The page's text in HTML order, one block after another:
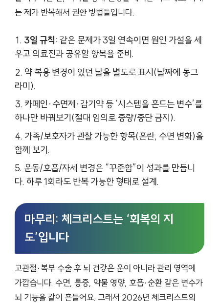
는 제가 반복해서 권한 방법들입니다.
3일 규칙: 같은 문제가 3일 연속이면 원인 가설을 세
우고 의료진과 공유할 항목을 준비.
약 복용 변경이 있던 날을 별도로 표시(날짜에 동그
라미).
카페인·수면제·감기약 등 ‘시스템을 흔드는 변수’를
하나만 바꿔보기(절대 임의로 증량/중단 금지).
가족/보호자가 관찰 가능한 항목(혼란, 수면 변화)을
함께 보기.
운동/호흡/자세 변경은 “꾸준함”이 성과를 만듭니
다. 하루 1회라도 반복 가능한 형태로 설계.
마무리: 체크리스트는 ‘회복의 지
도’입니다
고관절·복부 수술 후 뇌 건강은 운이 아니라 관리 영역에
가깝습니다. 수면, 통증, 약물 영향, 호흡·순환 같은 변수가
뇌 기능을 같이 흔들어요. 그래서 2026년 체크리스트의